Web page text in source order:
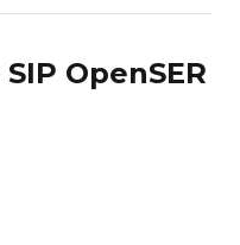
OpenSER